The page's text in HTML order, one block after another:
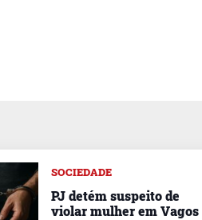
SOCIEDADE
PJ detém suspeito de
violar mulher em Vagos